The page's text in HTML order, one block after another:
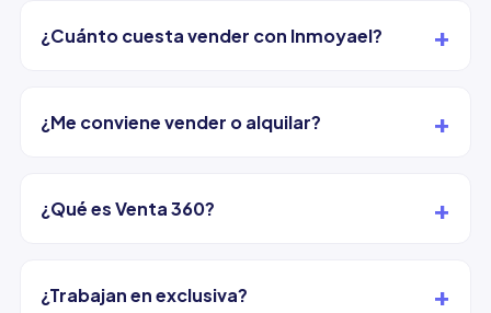
¿Cuánto cuesta vender con Inmoyael? +
¿Me conviene vender o alquilar? +
¿Qué es Venta 360? +
¿Trabajan en exclusiva? +